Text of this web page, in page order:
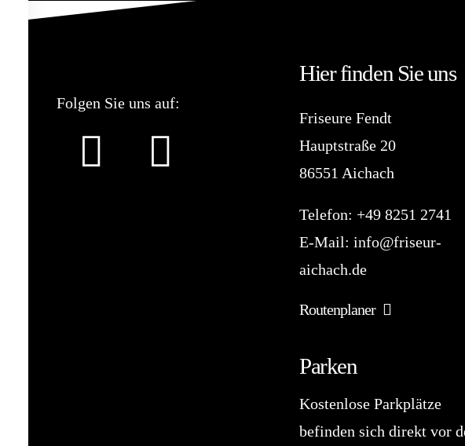
Folgen Sie uns auf:
Hier finden Sie uns
Friseure Fendt
Hauptstraße 20
86551 Aichach
Telefon: +49 8251 2741
E-Mail: info@friseur-
aichach.de
Routenplaner
Parken
Kostenlose Parkplätze
befinden sich direkt vor